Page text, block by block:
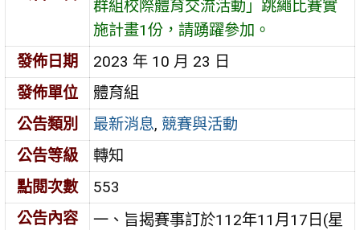
群組校際體育交流活動」跳繩比賽實
施計畫1份，請踴躍參加。
發佈日期
2023 年 10 月 23 日
發佈單位
體育組
公告類別
最新消息, 競賽與活動
公告等級
轉知
點閱次數
553
公告內容
一、旨揭賽事訂於112年11月17日(星